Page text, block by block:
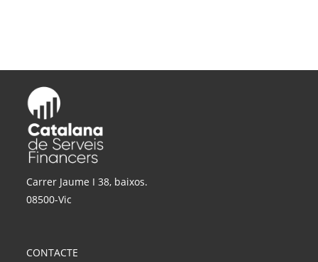
Carrer Jaume I 38, baixos.
08500-Vic
CONTACTE